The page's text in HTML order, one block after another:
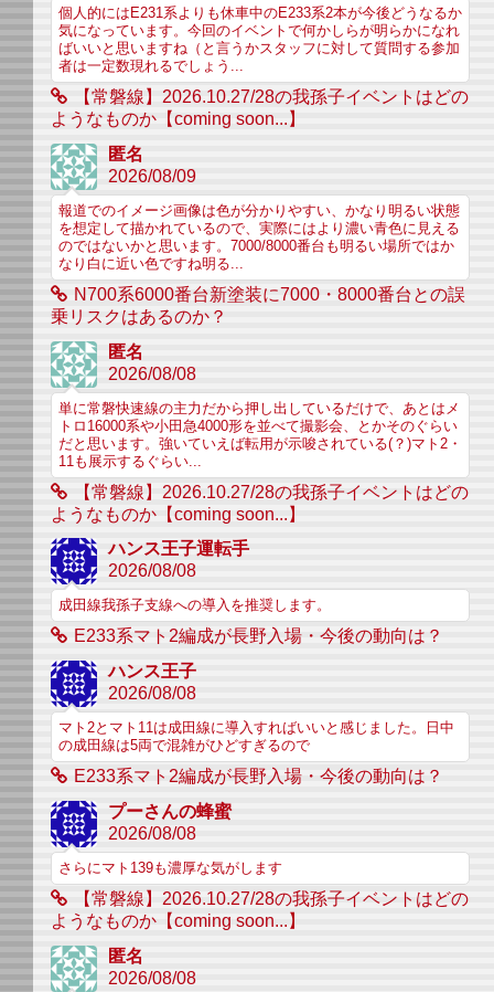
個人的にはE231系よりも休車中のE233系2本が今後どうなるか
気になっています。今回のイベントで何かしらが明らかになれ
ばいいと思いますね（と言うかスタッフに対して質問する参加
者は一定数現れるでしょう...
【常磐線】2026.10.27/28の我孫子イベントはどの
ようなものか【coming soon...】
匿名
2026/08/09
報道でのイメージ画像は色が分かりやすい、かなり明るい状態
を想定して描かれているので、実際にはより濃い青色に見える
のではないかと思います。7000/8000番台も明るい場所ではか
なり白に近い色ですね明る...
N700系6000番台新塗装に7000・8000番台との誤
乗リスクはあるのか？
匿名
2026/08/08
単に常磐快速線の主力だから押し出しているだけで、あとはメ
トロ16000系や小田急4000形を並べて撮影会、とかそのぐらい
だと思います。強いていえば転用が示唆されている(？)マト2・
11も展示するぐらい...
【常磐線】2026.10.27/28の我孫子イベントはどの
ようなものか【coming soon...】
ハンス王子運転手
2026/08/08
成田線我孫子支線への導入を推奨します。
E233系マト2編成が長野入場・今後の動向は？
ハンス王子
2026/08/08
マト2とマト11は成田線に導入すればいいと感じました。日中
の成田線は5両で混雑がひどすぎるので
E233系マト2編成が長野入場・今後の動向は？
プーさんの蜂蜜
2026/08/08
さらにマト139も濃厚な気がします
【常磐線】2026.10.27/28の我孫子イベントはどの
ようなものか【coming soon...】
匿名
2026/08/08